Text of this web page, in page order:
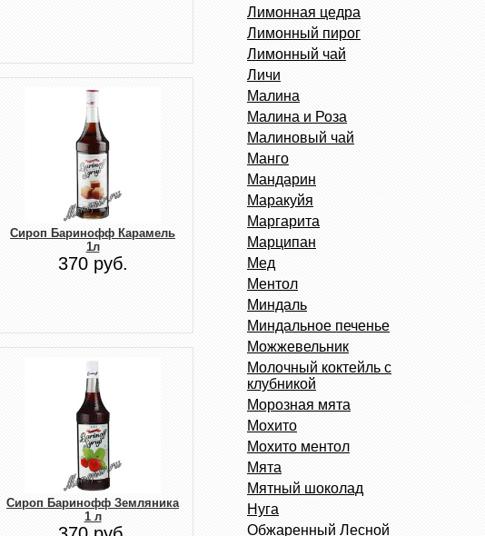
Сироп Баринофф Карамель
1л
370 руб.
Сироп Баринофф Земляника
1 л
Лимонная цедра
Лимонный пирог
Лимонный чай
Личи
Малина
Малина и Роза
Малиновый чай
Манго
Мандарин
Маракуйя
Маргарита
Марципан
Мед
Ментол
Миндаль
Миндальное печенье
Можжевельник
Молочный коктейль с
клубникой
Морозная мята
Мохито
Мохито ментол
Мята
Мятный шоколад
Нуга
Обжаренный Лесной